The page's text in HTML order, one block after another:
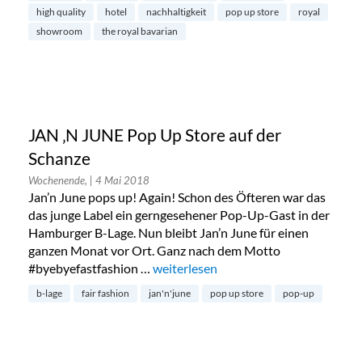
high quality
hotel nachhaltigkeit pop up store
royal
showroom
the royal bavarian
JAN ‚N JUNE Pop Up Store auf der
Schanze
Wochenende, | 4 Mai 2018
Jan’n June pops up! Again! Schon des Öfteren war das
das junge Label ein gerngesehener Pop-Up-Gast in der
Hamburger B-Lage. Nun bleibt Jan’n June für einen
ganzen Monat vor Ort. Ganz nach dem Motto
#byebyefastfashion … „JAN ‚N JUNE Pop Up Store auf der
weiterlesen
b-lage fair fashion jan'n'june pop up store pop-up